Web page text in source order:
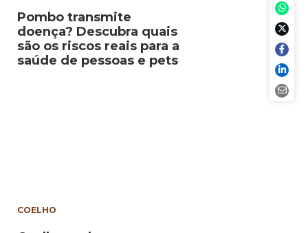
Pombo transmite
doença? Descubra quais
são os riscos reais para a
saúde de pessoas e pets
COELHO